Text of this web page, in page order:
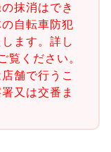
抹消はでき
自転車防犯
ます。詳し
覧ください。
舗で行うこ
又は交番ま